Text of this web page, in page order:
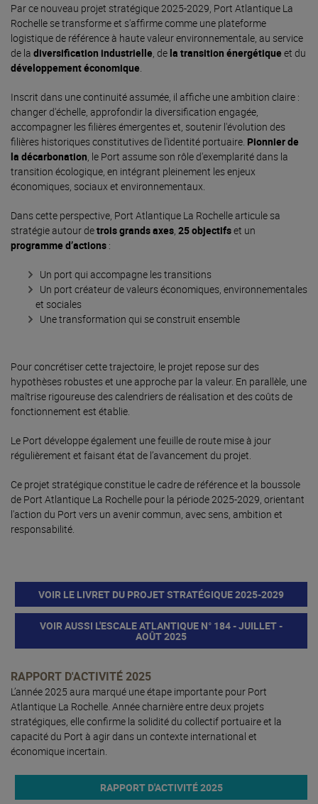
Par ce nouveau projet stratégique 2025-2029, Port Atlantique La
Rochelle se transforme et s'affirme comme une plateforme
logistique de référence à haute valeur environnementale, au service
de la diversification industrielle, de la transition énergétiqueet du
développement économique.
Inscrit dans une continuité assumée, il affiche une ambition claire :
changer d'échelle, approfondir la diversification engagée,
accompagner les filières émergentes et, soutenir l'évolution des
filières historiques constitutives de l'identité portuaire. Pionnier de
la décarbonation, le Port assume son rôle d'exemplarité dans la
transition écologique, en intégrant pleinement les enjeux
économiques, sociaux et environnementaux.
Dans cette perspective, Port Atlantique La Rochelle articule sa
stratégie autour detrois grands axes, 25 objectifset un
programme d’actions :
Un port qui accompagne les transitions
Un port créateur de valeurs économiques, environnementales
et sociales
Une transformation qui se construit ensemble
Pour concrétiser cette trajectoire, le projet repose sur des
hypothèses robustes et une approche par la valeur. En parallèle, une
maîtrise rigoureuse des calendriers de réalisation et des coûts de
fonctionnement est établie.
Le Port développe également une feuille de route mise à jour
régulièrement et faisant état de l’avancement du projet.
Ce projet stratégique constitue le cadre de référence et la boussole
de Port Atlantique La Rochelle pour la période 2025-2029, orientant
l'action du Port vers un avenir commun, avec sens, ambition et
responsabilité.
VOIR LE LIVRET DU PROJET STRATÉGIQUE 2025-2029
VOIR AUSSI L'ESCALE ATLANTIQUE N° 184 - JUILLET -
AOÛT 2025
RAPPORT D'ACTIVITÉ 2025
L’année 2025 aura marqué une étape importante pour Port
Atlantique La Rochelle. Année charnière entre deux projets
stratégiques, elle confirme la solidité du collectif portuaire et la
capacité du Port à agir dans un contexte international et
économique incertain.
RAPPORT D'ACTIVITÉ 2025